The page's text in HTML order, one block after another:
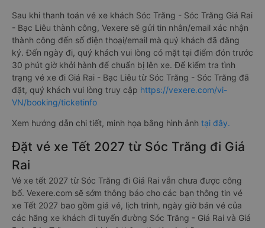
Sau khi thanh toán vé xe khách Sóc Trăng - Sóc Trăng Giá Rai
- Bạc Liêu thành công, Vexere sẽ gửi tin nhắn/email xác nhận
thành công đến số điện thoại/email mà quý khách đã đăng
ký. Đến ngày đi, quý khách vui lòng có mặt tại điểm đón trước
30 phút giờ khởi hành để chuẩn bị lên xe. Để kiểm tra tình
trạng vé xe đi Giá Rai - Bạc Liêu từ Sóc Trăng - Sóc Trăng đã
đặt, quý khách vui lòng truy cập https://vexere.com/vi-
VN/booking/ticketinfo
Xem hướng dẫn chi tiết, minh họa bằng hình ảnh tại đây.
Đặt vé xe Tết 2027 từ Sóc Trăng đi Giá
Rai
Vé xe tết 2027 từ Sóc Trăng đi Giá Rai vẫn chưa được công
bố. Vexere.com sẽ sớm thông báo cho các bạn thông tin vé
xe Tết 2027 bao gồm giá vé, lịch trình, ngày giờ bán vé của
các hãng xe khách đi tuyến đường Sóc Trăng - Giá Rai và Giá